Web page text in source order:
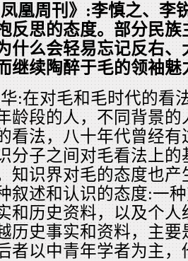
凤凰周刊》:李慎之、李
反思的态度。部分民
什么会轻易忘记反右
继续陶醉于毛的领袖魅
:在对毛和毛时代的看
龄段的人，不同背景
看法，八十年代曾经
分子之间对毛看法上
知识界对毛的态度也
叙述和认识的态度:一
和历史资料，以及个
历史事实和资料，主
者以中青年学者为主，